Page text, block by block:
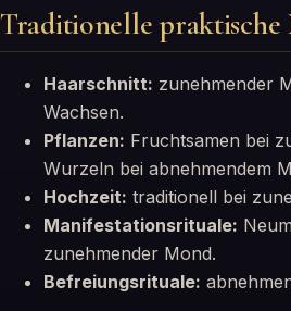
Traditionelle praktische
Haarschnitt: zunehmender
Wachsen.
Pflanzen: Fruchtsamen bei
Wurzeln bei abnehmendem
Hochzeit: traditionell bei
Manifestationsrituale:
zunehmender Mond.
Befreiungsrituale: